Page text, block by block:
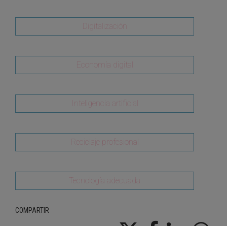
Digitalización
Economía digital
Inteligencia artificial
Reciclaje profesional
Tecnología adecuada
COMPARTIR